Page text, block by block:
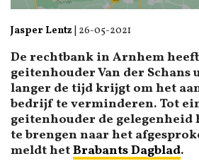
Jasper Lentz 26-05-2021
De rechtbank in Arnhem
geitenhouder Van der Schans
langer de tijd krijgt om het
bedrijf te verminderen. Tot
geitenhouder de gelegenheid
te brengen naar het
meldt hetBrabants Dagblad.